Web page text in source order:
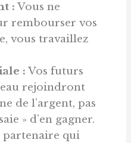
: Vous ne
rembourser vos
vous travaillez
: Vos futurs
rejoindront
de l’argent, pas
» d’en gagner.
partenaire qui